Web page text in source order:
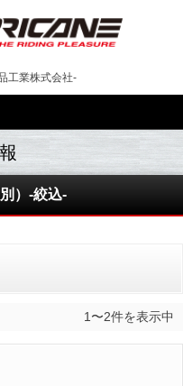
工業株式会社-
）-絞込-
1〜2件を表示中